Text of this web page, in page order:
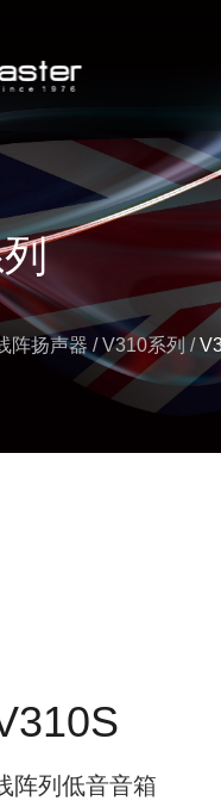
阵扬声器 /V310系列 /
阵列低音音箱